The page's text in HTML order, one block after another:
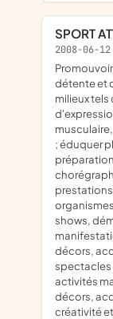
SPORT
2008-06-12
promouvoir les activités physiques et sportives de
détente et
milieux
; éduquer
shows,
décors,
spectacles
activités
décors,
créativité